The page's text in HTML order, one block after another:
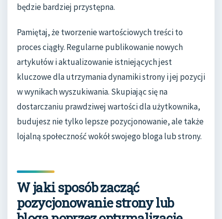
będzie bardziej przystępna.
Pamiętaj, że tworzenie wartościowych treści to
proces ciągły. Regularne publikowanie nowych
artykułów i aktualizowanie istniejących jest
kluczowe dla utrzymania dynamiki strony i jej pozycji
w wynikach wyszukiwania. Skupiając się na
dostarczaniu prawdziwej wartości dla użytkownika,
budujesz nie tylko lepsze pozycjonowanie, ale także
lojalną społeczność wokół swojego bloga lub strony.
W jaki sposób zacząć
pozycjonowanie strony lub